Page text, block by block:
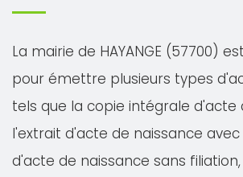
La mairie de HAYANGE (57700)
pour émettre plusieurs types
tels que la copie intégrale d'acte
l'extrait d'acte de naissance
d'acte de naissance sans filiation,